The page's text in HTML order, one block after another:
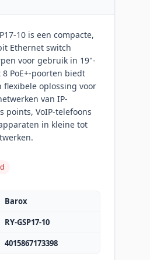
10 is een compacte,
Ethernet switch
voor gebruik in 19"-
PoE+-poorten biedt
flexibele oplossing voor
van IP-
points, VoIP-telefoons
in kleine tot
Barox
RY-GSP17-10
4015867173398